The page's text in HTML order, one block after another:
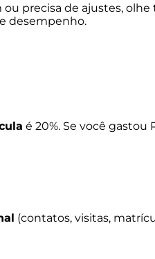
precisa de ajustes,
desempenho.
é 20%. Se você gastou
(contatos, visitas,